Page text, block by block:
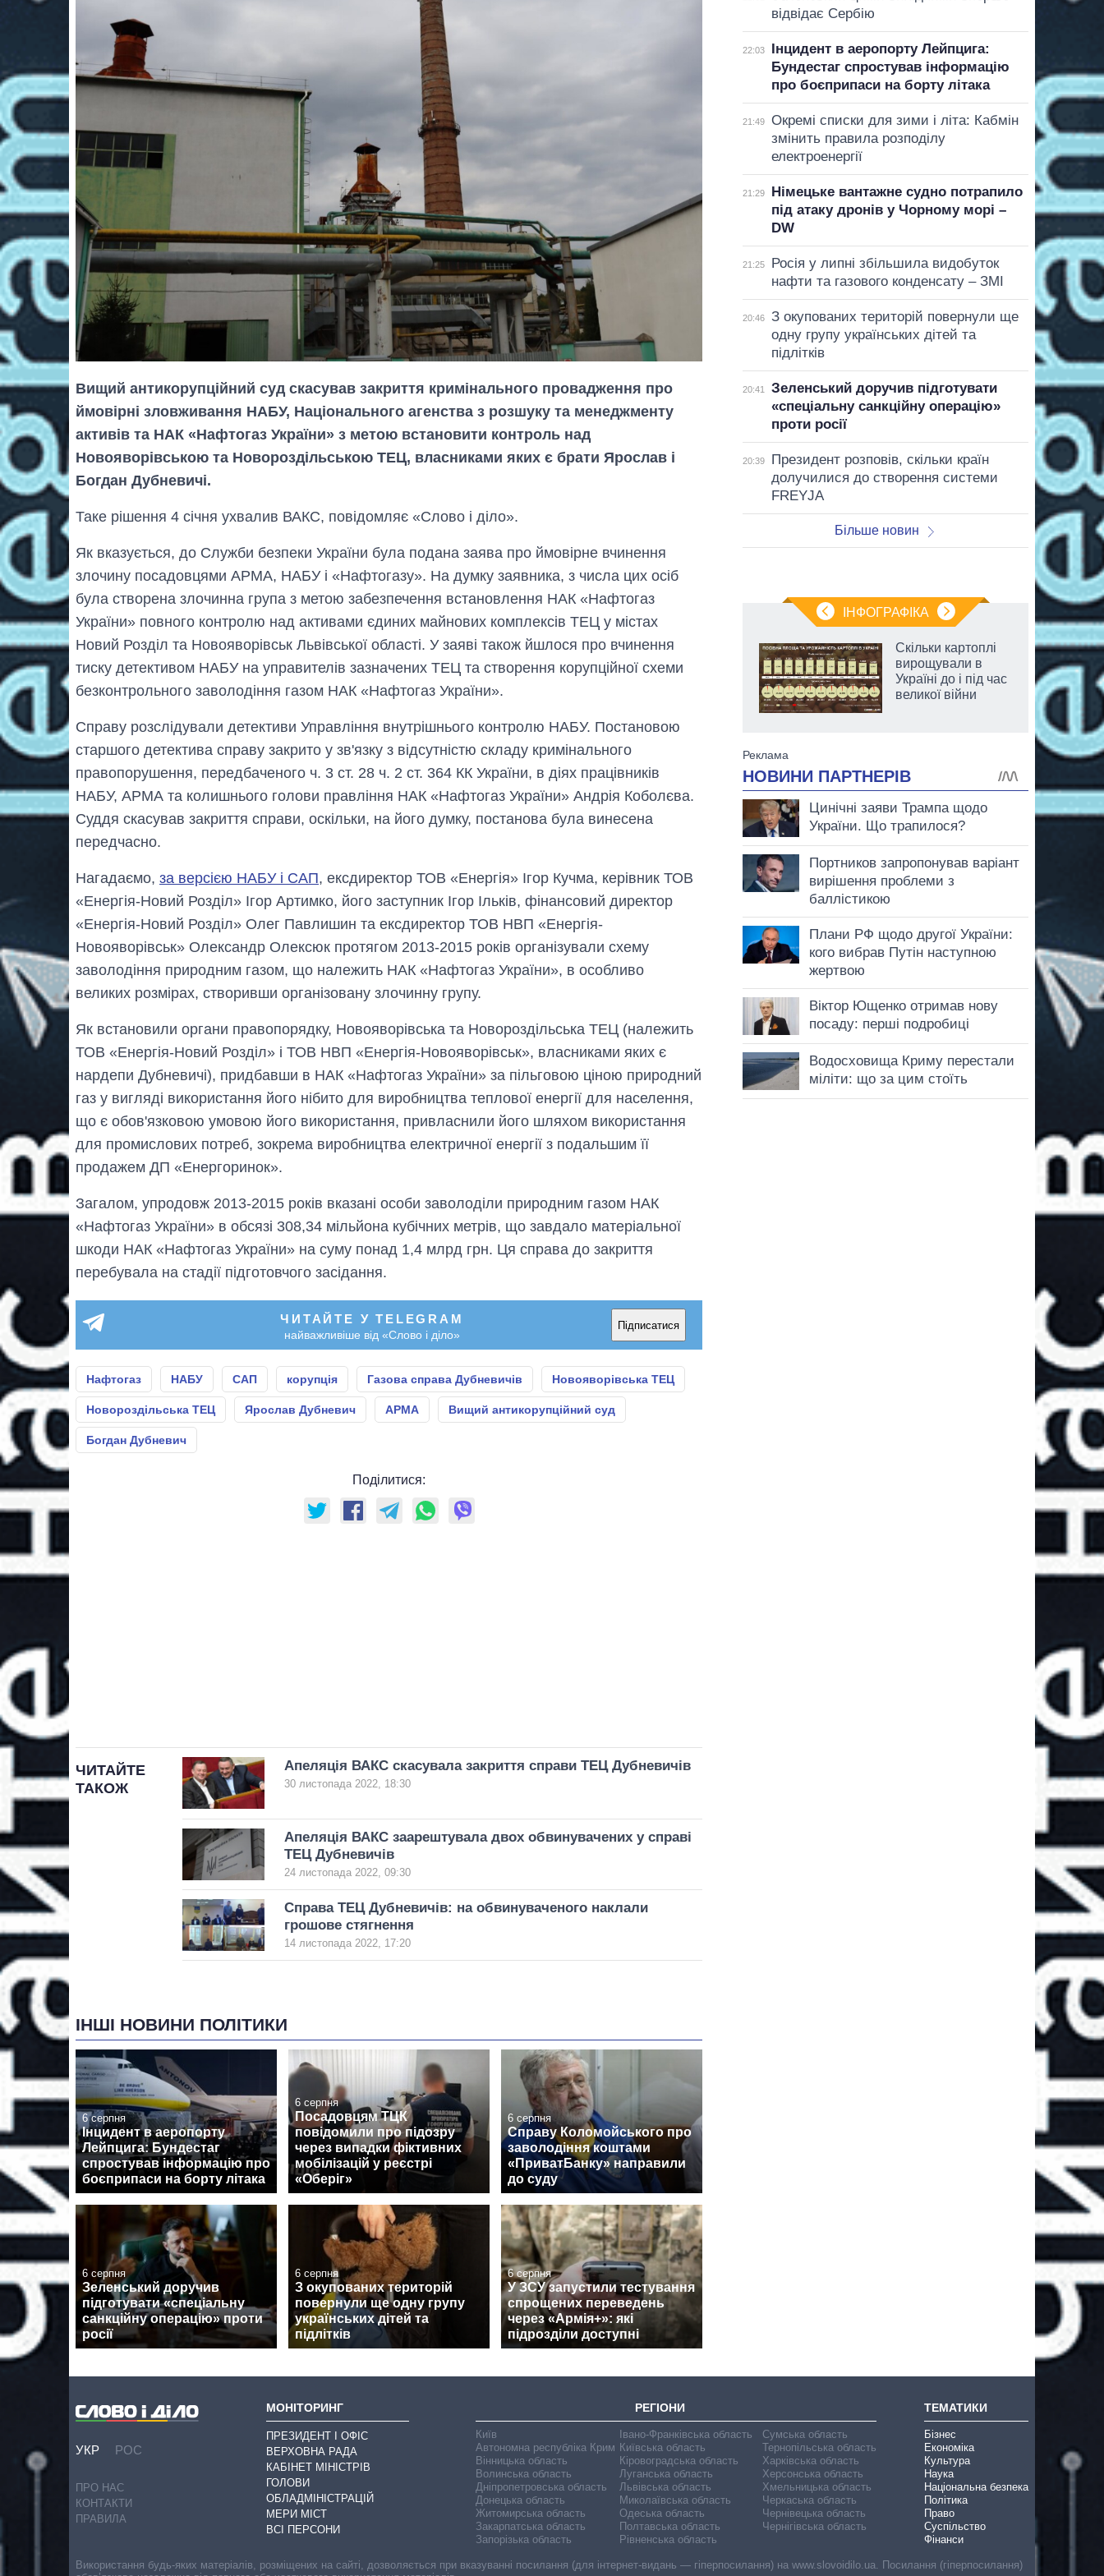
Вищий антикорупційний суд скасував закриття кримінального провадження про
ймовірні зловживання НАБУ, Національного агенства з розшуку та менеджменту
активів та НАК «Нафтогаз України» з метою встановити контроль над
Новояворівською та Новороздільською ТЕЦ, власниками яких є брати Ярослав і
Богдан Дубневичі.
Таке рішення 4 січня ухвалив ВАКС, повідомляє «Слово і діло».
Як вказується, до Служби безпеки України була подана заява про ймовірне вчинення
злочину посадовцями АРМА, НАБУ і «Нафтогазу». На думку заявника, з числа цих осіб
була створена злочинна група з метою забезпечення встановлення НАК «Нафтогаз
України» повного контролю над активами єдиних майнових комплексів ТЕЦ у містах
Новий Розділ та Новояворівськ Львівської області. У заяві також йшлося про вчинення
тиску детективом НАБУ на управителів зазначених ТЕЦ та створення корупційної схеми
безконтрольного заволодіння газом НАК «Нафтогаз України».
Справу розслідували детективи Управління внутрішнього контролю НАБУ. Постановою
старшого детектива справу закрито у зв'язку з відсутністю складу кримінального
правопорушення, передбаченого ч. 3 ст. 28 ч. 2 ст. 364 КК України, в діях працівників
НАБУ, АРМА та колишнього голови правління НАК «Нафтогаз України» Андрія Коболєва.
Суддя скасував закриття справи, оскільки, на його думку, постанова була винесена
передчасно.
Нагадаємо, за версією НАБУ і САП, ексдиректор ТОВ «Енергія» Ігор Кучма, керівник ТОВ
«Енергія-Новий Розділ» Ігор Артимко, його заступник Ігор Ільків, фінансовий директор
«Енергія-Новий Розділ» Олег Павлишин та ексдиректор ТОВ НВП «Енергія-
Новояворівськ» Олександр Олексюк протягом 2013-2015 років організували схему
заволодіння природним газом, що належить НАК «Нафтогаз України», в особливо
великих розмірах, створивши організовану злочинну групу.
Як встановили органи правопорядку, Новояворівська та Новороздільська ТЕЦ (належить
ТОВ «Енергія-Новий Розділ» і ТОВ НВП «Енергія-Новояворівськ», власниками яких є
нардепи Дубневичі), придбавши в НАК «Нафтогаз України» за пільговою ціною природний
газ у вигляді використання його нібито для виробництва теплової енергії для населення,
що є обов'язковою умовою його використання, привласнили його шляхом використання
для промислових потреб, зокрема виробництва електричної енергії з подальшим її
продажем ДП «Енергоринок».
Загалом, упродовж 2013-2015 років вказані особи заволоділи природним газом НАК
«Нафтогаз України» в обсязі 308,34 мільйона кубічних метрів, що завдало матеріальної
шкоди НАК «Нафтогаз України» на суму понад 1,4 млрд грн. Ця справа до закриття
перебувала на стадії підготовчого засідання.
ЧИТАЙТЕ У TELEGRAM
найважливіше від «Слово і діло»
Підписатися
Нафтогаз НАБУ САП корупція Газова справа Дубневичів Новояворівська ТЕЦ
Новороздільська ТЕЦ Ярослав Дубневич АРМА Вищий антикорупційний суд
Богдан Дубневич
Поділитися:
ЧИТАЙТЕ
ТАКОЖ
Апеляція ВАКС скасувала закриття справи ТЕЦ Дубневичів
30 листопада 2022, 18:30
Апеляція ВАКС заарештувала двох обвинувачених у справі
ТЕЦ Дубневичів
24 листопада 2022, 09:30
Справа ТЕЦ Дубневичів: на обвинуваченого наклали
грошове стягнення
14 листопада 2022, 17:20
ІНШІ НОВИНИ ПОЛІТИКИ
6 серпня
Інцидент в аеропорту
Лейпцига: Бундестаг
спростував інформацію про
боєприпаси на борту літака
6 серпня
Посадовцям ТЦК
повідомили про підозру
через випадки фіктивних
мобілізацій у реєстрі
«Оберіг»
6 серпня
Справу Коломойського про
заволодіння коштами
«ПриватБанку» направили
до суду
6 серпня
Зеленський доручив
підготувати «спеціальну
санкційну операцію» проти
росії
6 серпня
З окупованих територій
повернули ще одну групу
українських дітей та
підлітків
6 серпня
У ЗСУ запустили тестування
спрощених переведень
через «Армія+»: які
підрозділи доступні
відвідає Сербію
22:03
Інцидент в аеропорту Лейпцига:
Бундестаг спростував інформацію
про боєприпаси на борту літака
21:49
Окремі списки для зими і літа: Кабмін
змінить правила розподілу
електроенергії
21:29
Німецьке вантажне судно потрапило
під атаку дронів у Чорному морі –
DW
21:25
Росія у липні збільшила видобуток
нафти та газового конденсату – ЗМІ
20:46
З окупованих територій повернули ще
одну групу українських дітей та
підлітків
20:41
Зеленський доручив підготувати
«спеціальну санкційну операцію»
проти росії
20:39
Президент розповів, скільки країн
долучилися до створення системи
FREYJA
Більше новин
ІНФОГРАФІКА
Економіка ШІ-
гігантів: скільки
Anthropic
Скільки картоплі
вирощували в
Україні до і під час
великої війни
УКР РОС
ПРО НАС
КОНТАКТИ
ПРАВИЛА
МОНІТОРИНГ
ПРЕЗИДЕНТ І ОФІС
ВЕРХОВНА РАДА
КАБІНЕТ МІНІСТРІВ
ГОЛОВИ
ОБЛАДМІНІСТРАЦІЙ
МЕРИ МІСТ
ВСІ ПЕРСОНИ
РЕГІОНИ
Київ
Автономна республіка Крим
Вінницька область
Волинська область
Дніпропетровська область
Донецька область
Житомирська область
Закарпатська область
Запорізька область
Івано-Франківська область
Київська область
Кіровоградська область
Луганська область
Львівська область
Миколаївська область
Одеська область
Полтавська область
Рівненська область
Сумська область
Тернопільська область
Харківська область
Херсонська область
Хмельницька область
Черкаська область
Чернівецька область
Чернігівська область
ТЕМАТИКИ
Бізнес
Економіка
Культура
Наука
Національна безпека
Політика
Право
Суспільство
Фінанси
Використання будь-яких матеріалів, розміщених на сайті, дозволяється при вказуванні посилання (для інтернет-видань — гіперпосилання) на www.slovoidilo.ua. Посилання (гіперпосилання)